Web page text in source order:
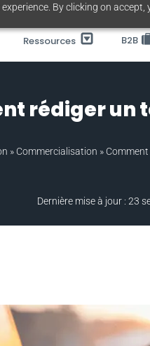
By clicking on
Ressources B2B
rédiger un
» Commercialisation »
Dernière mise à jour : 23